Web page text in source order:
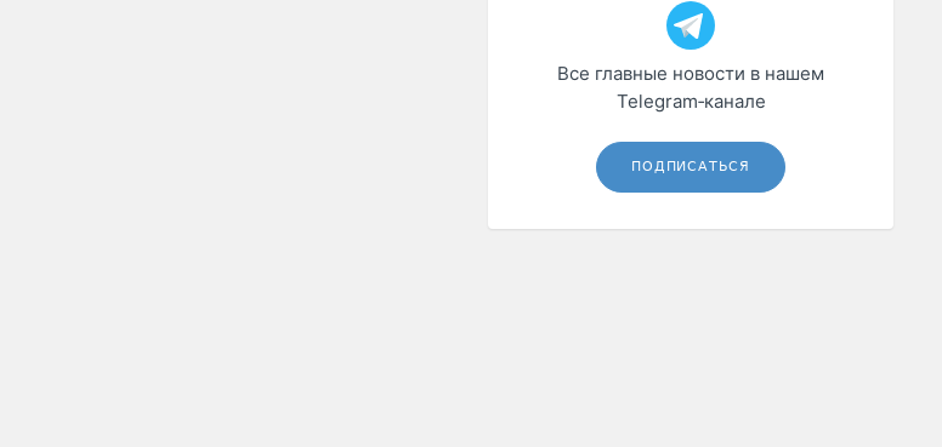
Все главные новости в нашем
Telegram‑канале
ПОДПИСАТЬСЯ